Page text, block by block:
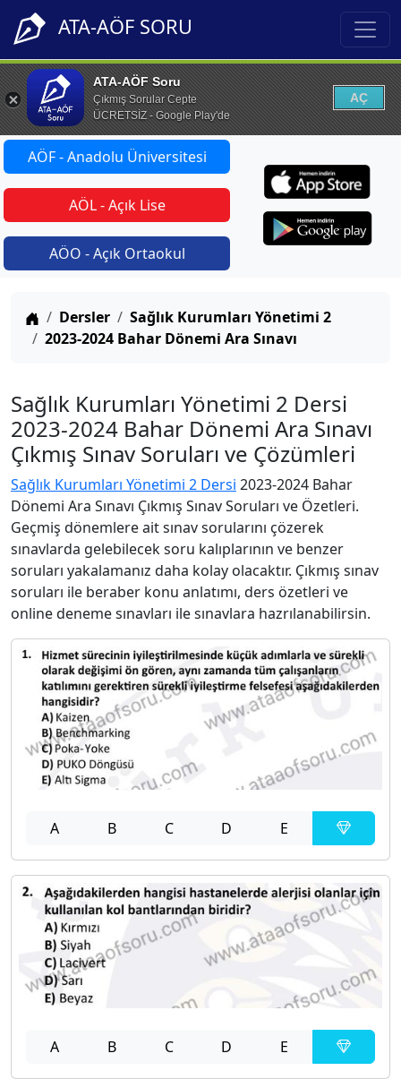
ATA-AÖF SORU
ATA-AÖF Soru
Çıkmış Sorular Cepte
ÜCRETSİZ - Google Play'de
AÇ
AÖF - Anadolu Üniversitesi
AÖL - Açık Lise
AÖO - Açık Ortaokul
Anasayfa
Dersler
Sağlık Kurumları Yönetimi 2
2023-2024 Bahar Dönemi Ara Sınavı
Sağlık Kurumları Yönetimi 2 Dersi
2023-2024 Bahar Dönemi Ara Sınavı
Çıkmış Sınav Soruları ve Çözümleri
Sağlık Kurumları Yönetimi 2 Dersi 2023-2024 Bahar
Dönemi Ara Sınavı Çıkmış Sınav Soruları ve Özetleri.
Geçmiş dönemlere ait sınav sorularını çözerek
sınavlarda gelebilecek soru kalıplarının ve benzer
soruları yakalamanız daha kolay olacaktır. Çıkmış sınav
soruları ile beraber konu anlatımı, ders özetleri ve
online deneme sınavları ile sınavlara hazrılanabilirsin.
A B C D E
A B C D E